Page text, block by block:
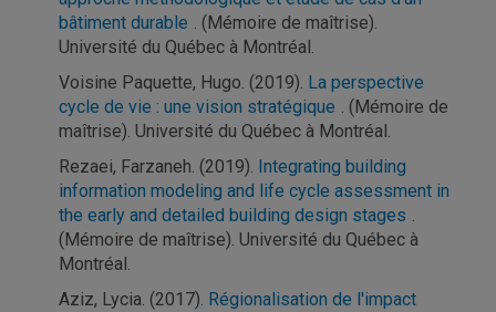
bâtiment durable . (Mémoire de maîtrise).
Université du Québec à Montréal.
Voisine Paquette, Hugo. (2019). La perspective
cycle de vie : une vision stratégique . (Mémoire de
maîtrise). Université du Québec à Montréal.
Rezaei, Farzaneh. (2019). Integrating building
information modeling and life cycle assessment in
the early and detailed building design stages .
(Mémoire de maîtrise). Université du Québec à
Montréal.
Aziz, Lycia. (2017). Régionalisation de l'impact